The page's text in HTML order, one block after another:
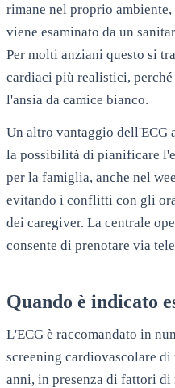
rimane nel proprio
viene esaminato da un
Per molti anziani questo si
cardiaci più realistici,
l'ansia da camice bianco.
Un altro vantaggio dell'ECG
la possibilità di pianificare
per la famiglia, anche nel
evitando i conflitti con gli
dei caregiver. La centrale
consente di prenotare via
Quando è indicato
L'ECG è raccomandato in
screening cardiovascolare
anni, in presenza di fattori